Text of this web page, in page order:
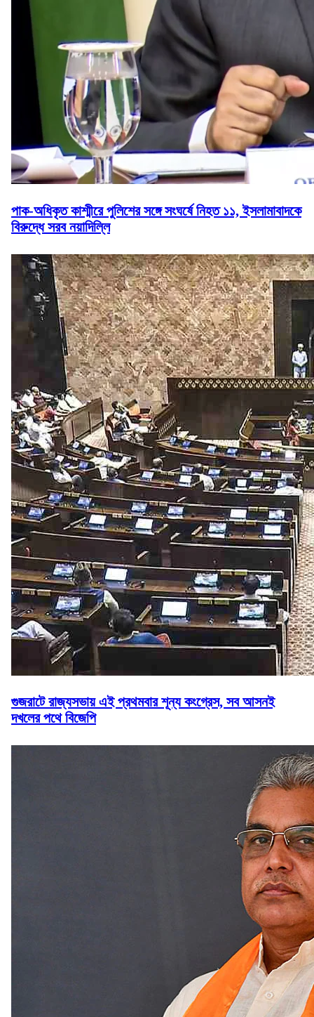
পাক-অধিকৃত কাশ্মীরে পুলিশের সঙ্গে সংঘর্ষে নিহত ১১, ইসলামাবাদকে
বিরুদ্ধে সরব নয়াদিল্লি
গুজরাটে রাজ্যসভায় এই প্রথমবার শূন্য কংগ্রেস, সব আসনই
দখলের পথে বিজেপি